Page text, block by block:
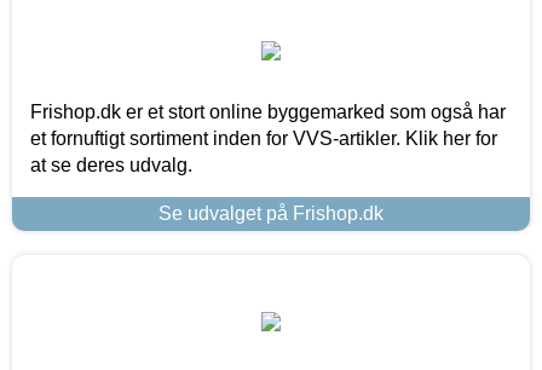
Frishop.dk er et stort online byggemarked som også har
et fornuftigt sortiment inden for VVS-artikler. Klik her for
at se deres udvalg.
Se udvalget på Frishop.dk